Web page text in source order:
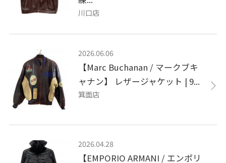
川口店
2026.06.06
【Marc Buchanan / マークブキ
ャナン】 レザージャケット | 9...
箕面店
2026.04.28
【EMPORIO ARMANI / エンポリ